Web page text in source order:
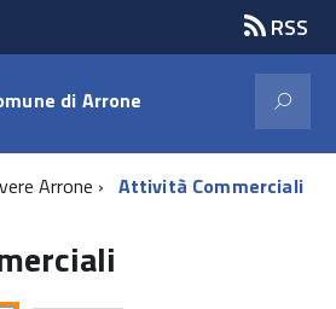
RSS
di Arrone
Arrone Attività Commerciali